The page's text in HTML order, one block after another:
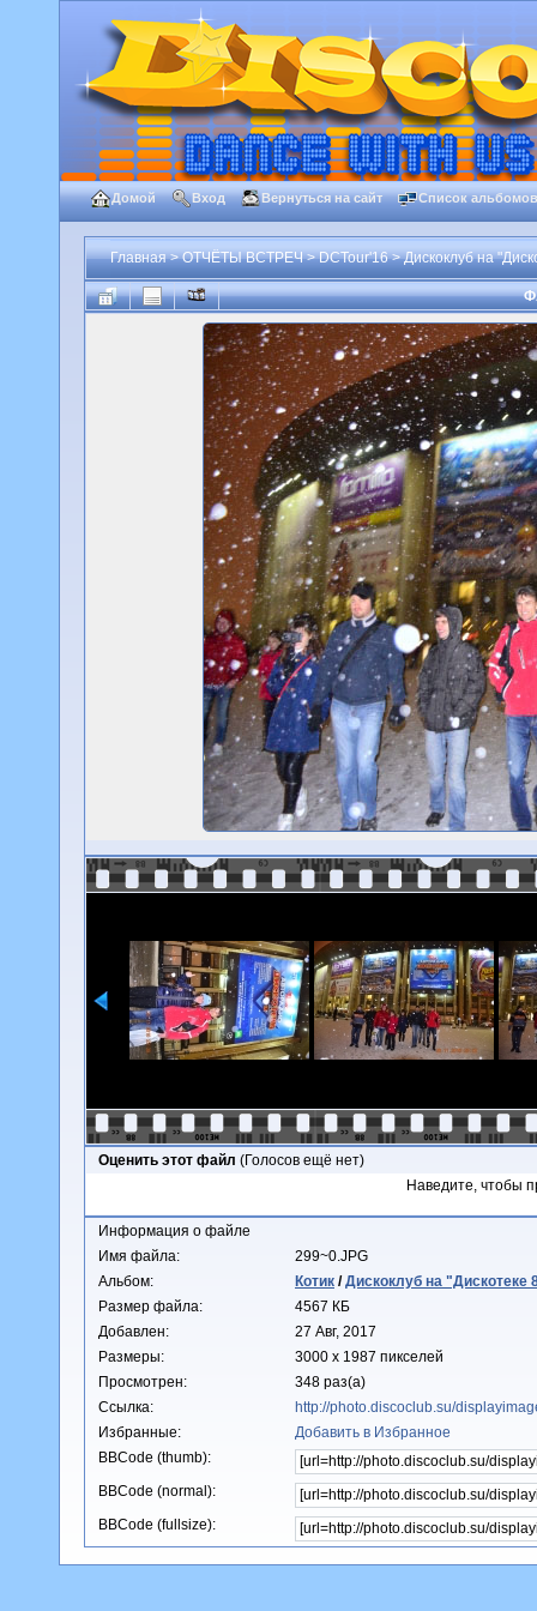
Домой Вход Вернуться на сайт Список альбомов
Главная>ОТЧЁТЫ ВСТРЕЧ>DCTour'16>Дискоклуб на
Оценить этот файл (Голосов ещё нет)
Наведите, чтобы
Информация о файле
Имя файла:
299~0.JPG
Альбом:
Котик /Дискоклуб на "Дискотеке
Размер файла:
4567 КБ
Добавлен:
27 Авг, 2017
Размеры:
3000 x 1987 пикселей
Просмотрен:
348 раз(а)
Ссылка:
http://photo.discoclub.su/
Избранные:
Добавить в Избранное
BBCode (thumb):
BBCode (normal):
BBCode (fullsize):